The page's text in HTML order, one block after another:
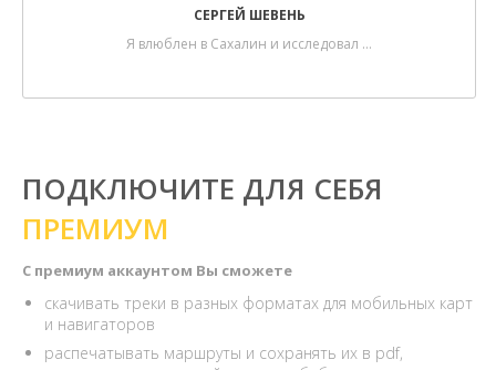
СЕРГЕЙ ШЕВЕНЬ
Я влюблен в Сахалин и исследовал …
ПОДКЛЮЧИТЕ ДЛЯ СЕБЯ
ПРЕМИУМ
С премиум аккаунтом Вы сможете
скачивать треки в разных форматах для мобильных карт
и навигаторов
распечатывать маршруты и сохранять их в pdf,